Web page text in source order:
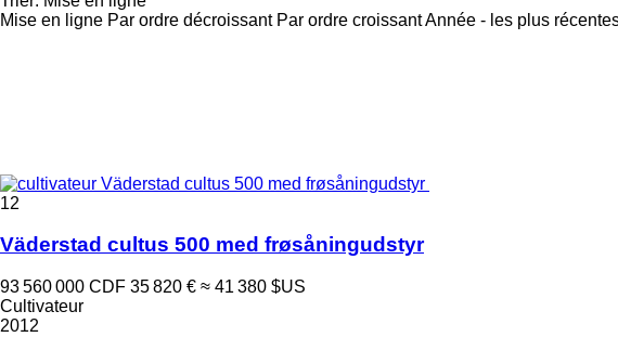
Mise en ligne Par ordre décroissant Par ordre croissantAnnée - les plus
12
Väderstad cultus 500 med frøsåningudstyr
93 560 000 CDF 35 820 € ≈ 41 380 $US
Cultivateur
2012